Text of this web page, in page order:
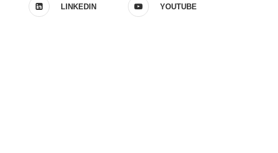
LINKEDIN YOUTUBE